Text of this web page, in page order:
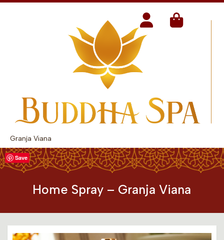
Granja Viana
Home Spray – Granja Viana
Save